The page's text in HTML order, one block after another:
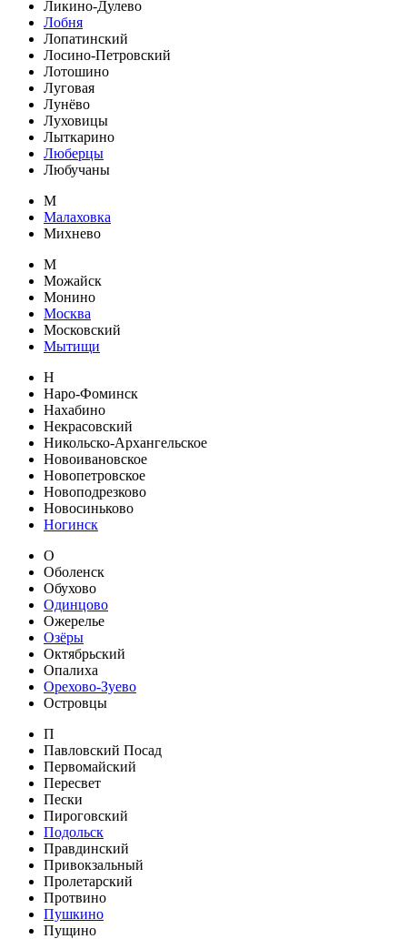
Ликино-Дулево
Лобня
Лопатинский
Лосино-Петровский
Лотошино
Луговая
Лунёво
Луховицы
Лыткарино
Люберцы
Любучаны
М
Малаховка
Михнево
М
Можайск
Монино
Москва
Московский
Мытищи
Н
Наро-Фоминск
Нахабино
Некрасовский
Никольско-Архангельское
Новоивановское
Новопетровское
Новоподрезково
Новосиньково
Ногинск
О
Оболенск
Обухово
Одинцово
Ожерелье
Озёры
Октябрьский
Опалиха
Орехово-Зуево
Островцы
П
Павловский Посад
Первомайский
Пересвет
Пески
Пироговский
Подольск
Правдинский
Привокзальный
Пролетарский
Протвино
Пушкино
Пущино